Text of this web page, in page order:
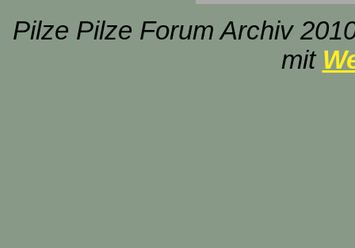
Pilze Pilze Forum Archiv
mit